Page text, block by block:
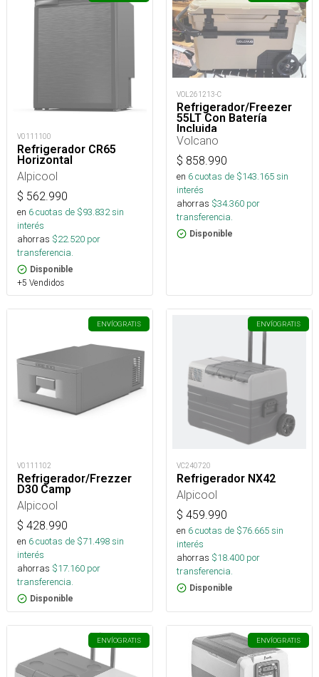
V0111100
Refrigerador CR65
Horizontal
Alpicool
$ 562.990
en 6cuotas de $93.832sin
interés
ahorras $22.520 por
transferencia.
Disponible
+5 Vendidos
VOL261213-C
Refrigerador/Freezer
55LT Con Batería
Incluida
Volcano
$ 858.990
en 6cuotas de $143.165sin
interés
ahorras $34.360 por
transferencia.
Disponible
ENVÍOGRATIS
V0111102
Refrigerador/Frezzer
D30 Camp
Alpicool
$ 428.990
en 6cuotas de $71.498sin
interés
ahorras $17.160 por
transferencia.
Disponible
ENVÍOGRATIS
VC240720
Refrigerador NX42
Alpicool
$ 459.990
en 6cuotas de $76.665sin
interés
ahorras $18.400 por
transferencia.
Disponible
ENVÍOGRATIS ENVÍOGRATIS